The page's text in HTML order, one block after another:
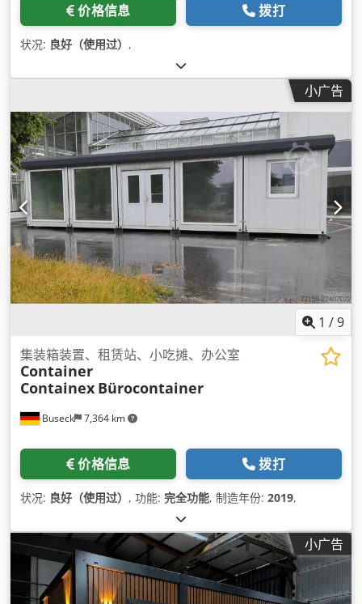
价格信息 拨打
状况: 良好（使用过） ,
小广告
1 /9
Buseck 7,364 km
集装箱装置、租赁站、小吃摊、办公室
Container
Containex Bürocontainer
价格信息 拨打
状况: 良好（使用过） , 功能: 完全功能, 制造年份: 2019,
小广告